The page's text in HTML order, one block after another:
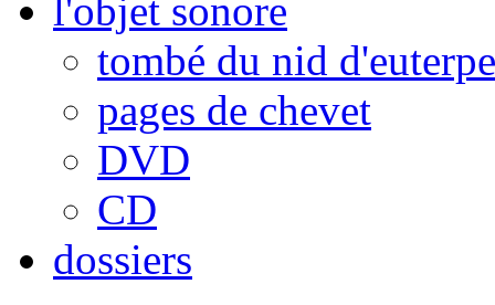
l'objet sonore
tombé du nid d'euterpe
pages de chevet
DVD
CD
dossiers